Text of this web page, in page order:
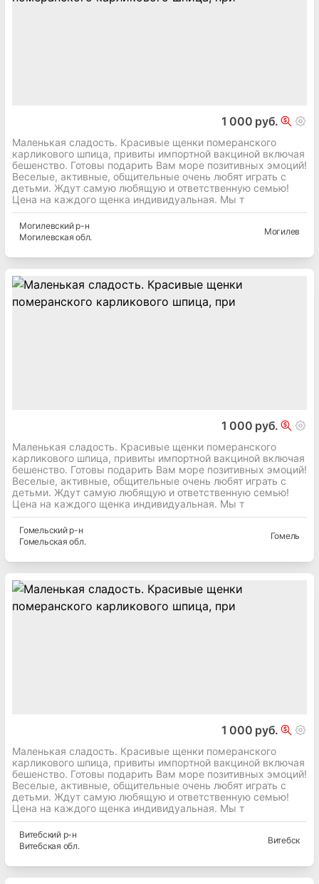
1 000 руб.
Маленькая сладость. Красивые щенки померанского
карликового шпица, привиты импортной вакциной включая
бешенство. Готовы подарить Вам море позитивных эмоций!
Веселые, активные, общительные очень любят играть с
детьми. Ждут самую любящую и ответственную семью!
Цена на каждого щенка индивидуальная. Мы т
Могилевскийр-н
Могилевская обл.
Могилев
1 000 руб.
Маленькая сладость. Красивые щенки померанского
карликового шпица, привиты импортной вакциной включая
бешенство. Готовы подарить Вам море позитивных эмоций!
Веселые, активные, общительные очень любят играть с
детьми. Ждут самую любящую и ответственную семью!
Цена на каждого щенка индивидуальная. Мы т
Гомельскийр-н
Гомельская обл.
Гомель
1 000 руб.
Маленькая сладость. Красивые щенки померанского
карликового шпица, привиты импортной вакциной включая
бешенство. Готовы подарить Вам море позитивных эмоций!
Веселые, активные, общительные очень любят играть с
детьми. Ждут самую любящую и ответственную семью!
Цена на каждого щенка индивидуальная. Мы т
Витебскийр-н
Витебская обл.
Витебск